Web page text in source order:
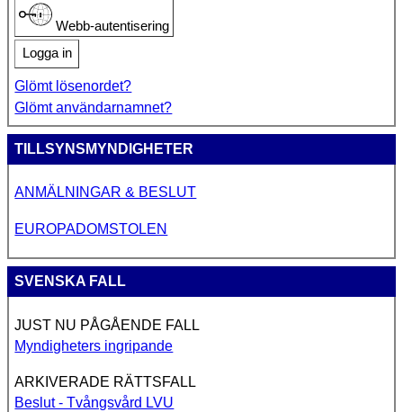
Webb-autentisering
Logga in
Glömt lösenordet?
Glömt användarnamnet?
TILLSYNSMYNDIGHETER
ANMÄLNINGAR & BESLUT
EUROPADOMSTOLEN
SVENSKA FALL
JUST NU PÅGÅENDE FALL
Myndigheters ingripande
ARKIVERADE RÄTTSFALL
Beslut - Tvångsvård LVU